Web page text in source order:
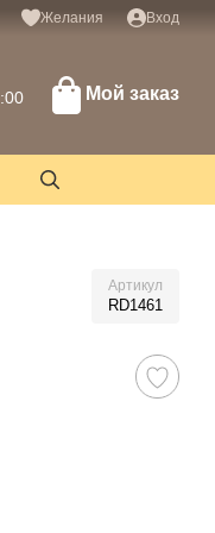
Желания Вход
Мой заказ
Артикул
RD1461